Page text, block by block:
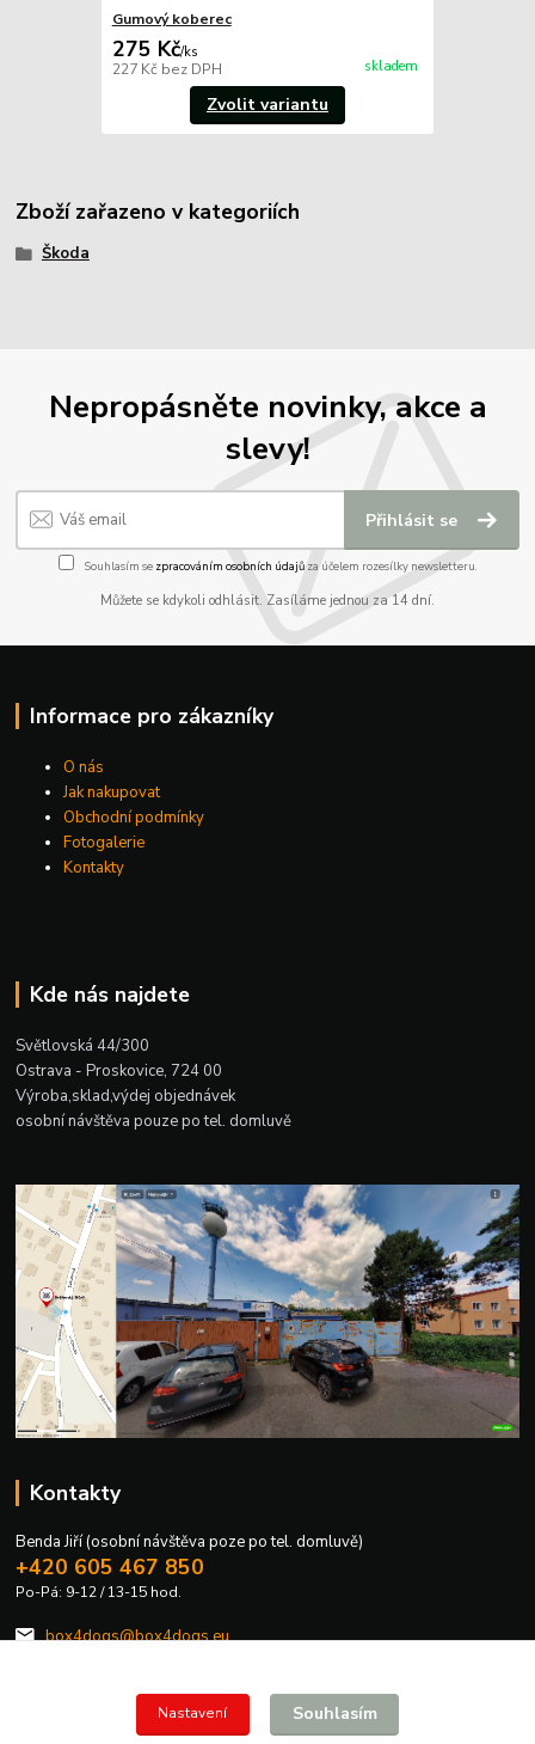
Gumový koberec
275 Kč/ks
227 Kč bez DPH skladem
Zvolit variantu
Zboží zařazeno v kategoriích
Škoda
Nepropásněte novinky, akce a
slevy!
Přihlásit se
Souhlasím se zpracováním osobních údajůza účelem rozesílky newsletteru.
Můžete se kdykoli odhlásit. Zasíláme jednou za 14 dní.
Informace pro zákazníky
O nás
Jak nakupovat
Obchodní podmínky
Fotogalerie
Kontakty
Kde nás najdete
Světlovská 44/300
Ostrava - Proskovice, 724 00
Výroba,sklad,výdej objednávek
osobní návštěva pouze po tel. domluvě
Kontakty
Benda Jiří (osobní návštěva poze po tel. domluvě)
+420 605 467 850
Po-Pá: 9-12 / 13-15 hod.
box4dogs@box4dogs.eu
Nastavení Souhlasím